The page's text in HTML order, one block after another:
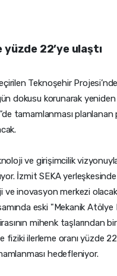
22’ye ulaştı
Teknoşehir
dokusu korunarak
tamamlanması
ve girişimcilik
İzmit SEKA
ve inovasyon merkezi
eski "Mekanik
mihenk taşlarından
ilerleme oranı yüzde
hedefleniyor.